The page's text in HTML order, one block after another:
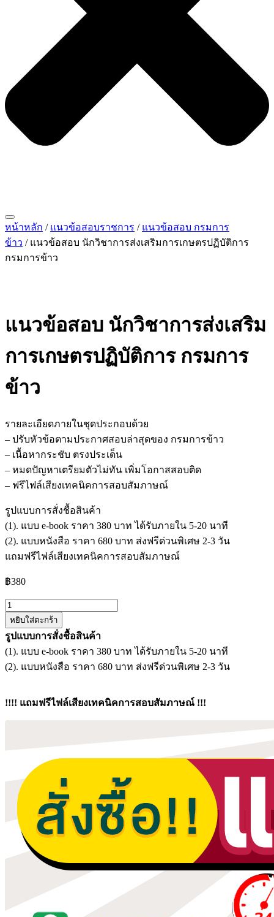
หน้าหลัก / แนวข้อสอบราชการ / แนวข้อสอบ กรมการ
ข้าว / แนวข้อสอบ นักวิชาการส่งเสริมการเกษตรปฏิบัติการ
กรมการข้าว
แนวข้อสอบ นักวิชาการส่งเสริม
การเกษตรปฏิบัติการ กรมการ
ข้าว
รายละเอียดภายในชุดประกอบด้วย
– ปรับหัวข้อตามประกาศสอบล่าสุดของ กรมการข้าว
– เนื้อหากระชับ ตรงประเด็น
– หมดปัญหาเตรียมตัวไม่ทัน เพิ่มโอกาสสอบติด
– ฟรีไฟล์เสียงเทคนิคการสอบสัมภาษณ์
รูปแบบการสั่งชื้อสินค้า
(1). แบบ e-book ราคา 380 บาท ได้รับภายใน 5-20 นาที
(2). แบบหนังสือ ราคา 680 บาท ส่งฟรีด่วนพิเศษ 2-3 วัน
แถมฟรีไฟล์เสียงเทคนิคการสอบสัมภาษณ์
฿380
จำนวน
แนว
ข้อสอบ
นัก
วิชาการ
เสริม
ข้าว
ชิ้น
หยิบใส่ตะกร้า
รูปแบบการสั่งชื้อสินค้า
(1). แบบ e-book ราคา 380 บาท ได้รับภายใน 5-20 นาที
(2). แบบหนังสือ ราคา 680 บาท ส่งฟรีด่วนพิเศษ 2-3 วัน
!!!! แถมฟรีไฟล์เสียงเทคนิคการสอบสัมภาษณ์ !!!